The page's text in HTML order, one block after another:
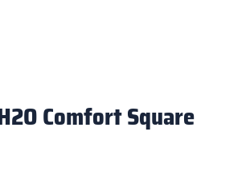
Comfort Square